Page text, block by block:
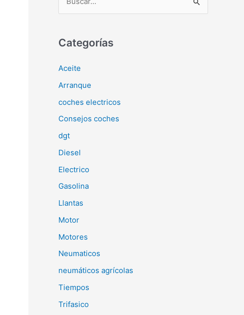
c
r
p
o
r
Categorías
Aceite
Arranque
coches electricos
Consejos coches
dgt
Diesel
Electrico
Gasolina
Llantas
Motor
Motores
Neumaticos
neumáticos agrícolas
Tiempos
Trifasico